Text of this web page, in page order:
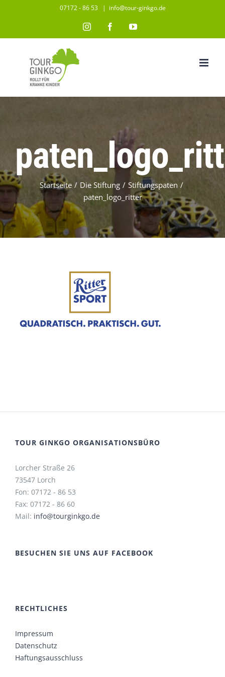
07172 - 86 53 | info@tour-ginkgo.de
InstagramFacebookYouTube
Startseite / Die Stiftung / Stiftungspaten /
paten_logo_ritter
TOUR GINKGO ORGANISATIONSBÜRO
Lorcher Straße 26
73547 Lorch
Fon: 07172 - 86 53
Fax: 07172 - 86 60
Mail: info@tourginkgo.de
BESUCHEN SIE UNS AUF FACEBOOK
RECHTLICHES
Impressum
Datenschutz
Haftungsausschluss